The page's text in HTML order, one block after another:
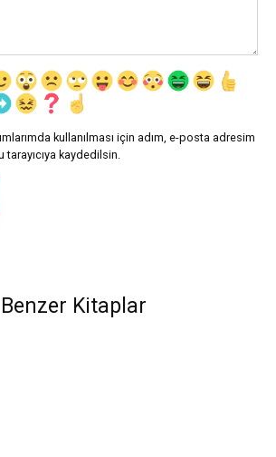
kullanılması için adım, e-posta adresim
kaydedilsin.
Benzer Kitaplar